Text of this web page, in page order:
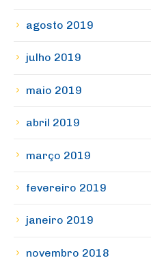
agosto 2019
julho 2019
maio 2019
abril 2019
março 2019
fevereiro 2019
janeiro 2019
novembro 2018